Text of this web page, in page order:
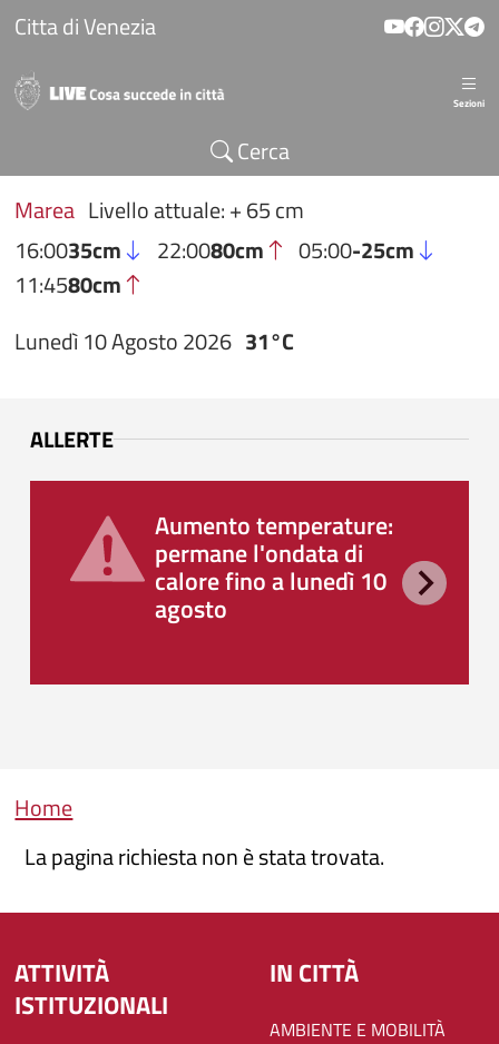
Salta al contenuto principale
Citta di Venezia
Sezioni
Cerca
Marea Livello attuale: + 65 cm
16:0035cm 22:0080cm 05:00-25cm
11:4580cm
Lunedì 10 Agosto 2026 31°C
ALLERTE
Aumento temperature:
permane l'ondata di
calore fino a lunedì 10
agosto
Briciole di pane
Home
La pagina richiesta non è stata trovata.
ATTIVITÀ
ISTITUZIONALI
IN CITTÀ
AMBIENTE E MOBILITÀ